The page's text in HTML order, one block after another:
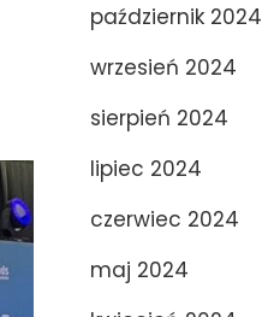
październik 2024
wrzesień 2024
sierpień 2024
lipiec 2024
czerwiec 2024
maj 2024